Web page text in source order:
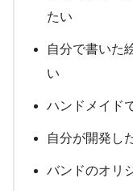
たい
自分で書いた
い
ハンドメイド
自分が開発し
バンドのオリ